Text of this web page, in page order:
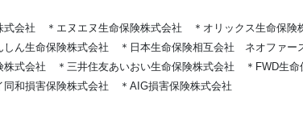
式会社 ＊エヌエヌ生命保険株式会社 ＊オリックス生命保険
ん生命保険株式会社 ＊日本生命保険相互会社 ネオファー
株式会社 ＊三井住友あいおい生命保険株式会社 ＊FWD生
和損害保険株式会社 ＊AIG損害保険株式会社